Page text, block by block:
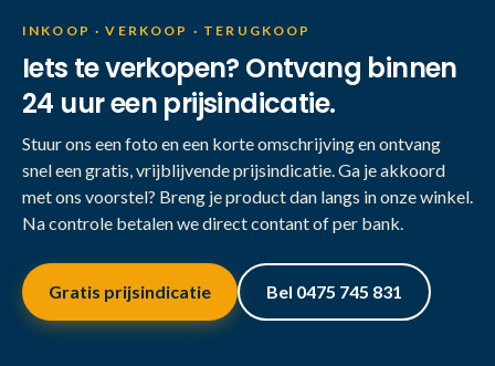
INKOOP · VERKOOP · TERUGKOOP
Iets te verkopen? Ontvang binnen
24 uur een prijsindicatie.
Stuur ons een foto en een korte omschrijving en ontvang
snel een gratis, vrijblijvende prijsindicatie. Ga je akkoord
met ons voorstel? Breng je product dan langs in onze winkel.
Na controle betalen we direct contant of per bank.
Gratis prijsindicatie Bel 0475 745 831